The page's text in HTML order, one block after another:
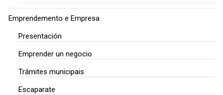
Emprendemento e Empresa
Presentación
Emprender un negocio
Trámites municipais
Escaparate